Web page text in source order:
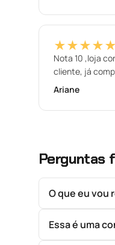
★★★★★
Nota 10 ,loja
cliente, já
Ariane
Perguntas
O que eu vou
Essa é uma